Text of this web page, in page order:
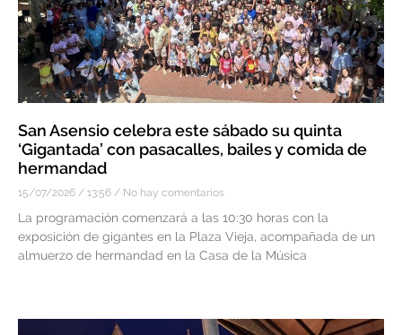
San Asensio celebra este sábado su quinta
‘Gigantada’ con pasacalles, bailes y comida de
hermandad
15/07/2026 13:56 No hay comentarios
La programación comenzará a las 10:30 horas con la
exposición de gigantes en la Plaza Vieja, acompañada de un
almuerzo de hermandad en la Casa de la Música